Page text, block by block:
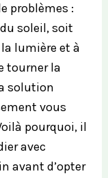
problèmes :
soleil, soit
lumière et à
tourner la
solution
vous
pourquoi, il
avec
avant d’opter